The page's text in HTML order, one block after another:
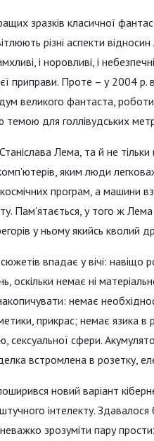
зразків класичної
різні аспекти
і норовливі, і
приправи. Проте – у 2004 р.
великого фантаста,
темою для голлівудських
Лема, та й не
комп'ютерів, яким люди
програм, а машини
Пам'ятається, у того ж
у ньому якийсь кволий
сюжетів впадає у вічі:
оскільки немає ні
немає
прикрас; немає язика в
сексуальної сфери.
встромлена в розетку,
новий варіант
інтелекту. Здавалося
зрозуміти пару